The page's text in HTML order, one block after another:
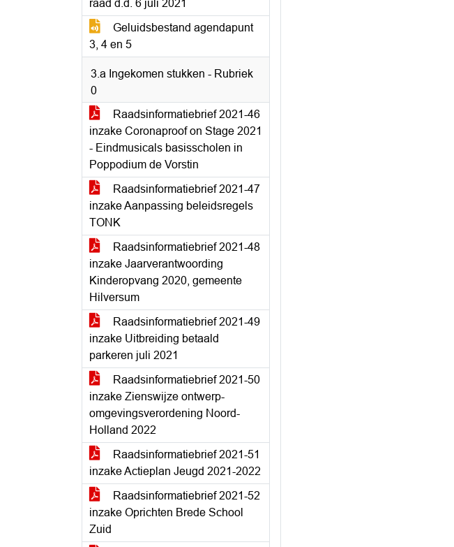
raad d.d. 6 juli 2021
Geluidsbestand agendapunt
3, 4 en 5
3.a Ingekomen stukken - Rubriek
0
Raadsinformatiebrief 2021-46
inzake Coronaproof on Stage 2021
- Eindmusicals basisscholen in
Poppodium de Vorstin
Raadsinformatiebrief 2021-47
inzake Aanpassing beleidsregels
TONK
Raadsinformatiebrief 2021-48
inzake Jaarverantwoording
Kinderopvang 2020, gemeente
Hilversum
Raadsinformatiebrief 2021-49
inzake Uitbreiding betaald
parkeren juli 2021
Raadsinformatiebrief 2021-50
inzake Zienswijze ontwerp-
omgevingsverordening Noord-
Holland 2022
Raadsinformatiebrief 2021-51
inzake Actieplan Jeugd 2021-2022
Raadsinformatiebrief 2021-52
inzake Oprichten Brede School
Zuid